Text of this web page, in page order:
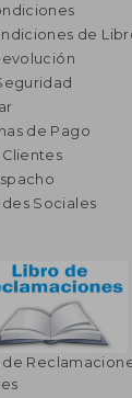
1.067,36
480,31
de
de Pago
Sociales
de